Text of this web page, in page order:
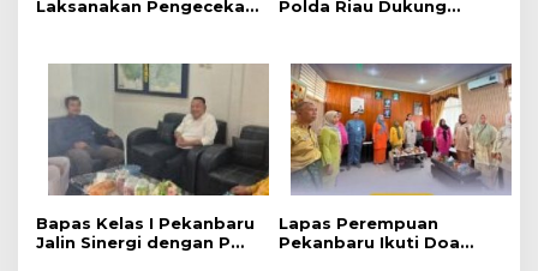
Laksanakan Pengecekan
Kecamatan Menghadapi
Polda Riau Dukung
Penanaman Mangrove
Bapas Kelas I Pekanbaru
Jalin Sinergi dengan PW
Lapas Perempuan
Pekanbaru Ikuti Doa